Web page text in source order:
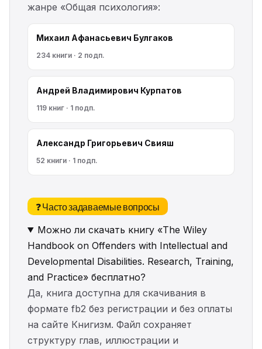
жанре «Общая психология»:
Михаил Афанасьевич Булгаков
234 книги · 2 подп.
Андрей Владимирович Курпатов
119 книг · 1 подп.
Александр Григорьевич Свияш
52 книги · 1 подп.
❓ Часто задаваемые вопросы
Можно ли скачать книгу «The Wiley
Handbook on Offenders with Intellectual and
Developmental Disabilities. Research, Training,
and Practice» бесплатно?
Да, книга доступна для скачивания в
формате fb2 без регистрации и без оплаты
на сайте Книгизм. Файл сохраняет
структуру глав, иллюстрации и